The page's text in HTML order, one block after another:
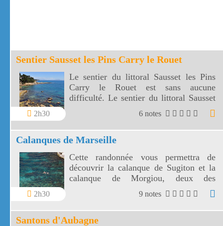
Sentier Sausset les Pins Carry le Rouet
2h30
Le sentier du littoral Sausset les Pins
Carry le Rouet est sans aucune
difficulté. Le sentier du littoral Sausset
les Pins Carry le Rouet, c',est 5 km de
balade au bord de la Côte Bleue.
6 notes
Calanques de Marseille
2h30
Cette randonnée vous permettra de
découvrir la calanque de Sugiton et la
calanque de Morgiou, deux des
calanques de Marseille moins connues
ou assimilées aux calanques de Cassis
mais toutes aussi spectaculaires.
9 notes
Santons d'Aubagne